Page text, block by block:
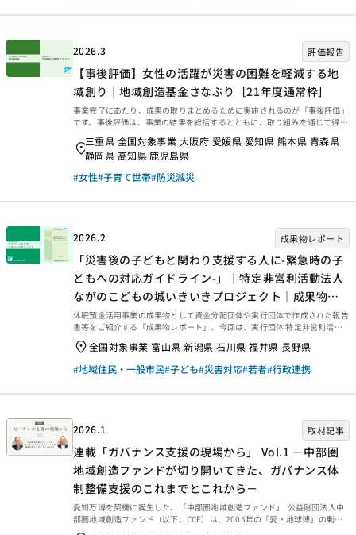
行団体 【事業基礎情報】
2026.3 評価報告
【事後評価】女性の活躍が災害の困難を軽減する地
域創り｜地域創造基金さなぶり［21年度通常枠］
事業完了にあたり、成果の取りまとめるために実施されるのが「事後評価」
です。事後評価は、事業の結果を総括するとともに、取り組みを通じて得ら
ます。今回は、2025年3月末に事業完了した2021年度通常枠【女性の活躍
が災害の困難を軽減する地域創り｜地域創造基金さなぶり［21年度通常
枠］】の事後評価報告書をご紹介します。ぜひご覧ください。 事業概要等
事業概要などは、以下のページからご覧ください。 事後評価報告 事後評価
体 【事業基礎情報】
三重県 全国対象事業 大阪府 愛媛県 愛知県 熊本県 青森県
静岡県 高知県 鹿児島県
#女性#子育て世帯#防災減災
2026.2 成果物レポート
「災害後の子どもと関わり支援する人に-緊急時の子
どもへの対応ガイドライン-」｜特定非営利活動法人
ながのこどもの城いきいきプロジェクト｜成果物レ
ポート
休眠預金活用事業の成果物として資金分配団体や実行団体で作成された報告
書等をご紹介する「成果物レポート」。今回は、実行団体 特定非営利活動
法人 ながのこどもの城いきいきプロジェクトが発行したレポート『災害後
の子どもと関わり支援する人に-緊急時の子どもへの対応ガイドライン-』を
ご紹介します。 災害後の子どもと関わり支援する人に-緊急時の子どもへの
対応ガイドライン- 2019年東日本台風により、長野市は甚大な被害を受けま
延し続け、子どもや保護者は大きな困難に直面しました。NＰＯ法人ながの
全国対象事業 富山県 新潟県 石川県 福井県 長野県
#地域住民・一般市民#子ども#災害対応#若者#行政連携
2026.1 取材記事
連載「ガバナンス支援の現場から」 Vol.1 －中部圏
地域創造ファンドが切り開いてきた、ガバナンス体
制整備支援のこれまでとこれから－
愛知万博を契機に誕生した、「中部圏地域創造ファンド」 公益財団法人中
部圏地域創造ファンド（以下、CCF）は、2005年の「愛・地球博」の剰余
金をもとに設立された「あいちモリコロ基金」の取り組みを引き継ぐ形で、